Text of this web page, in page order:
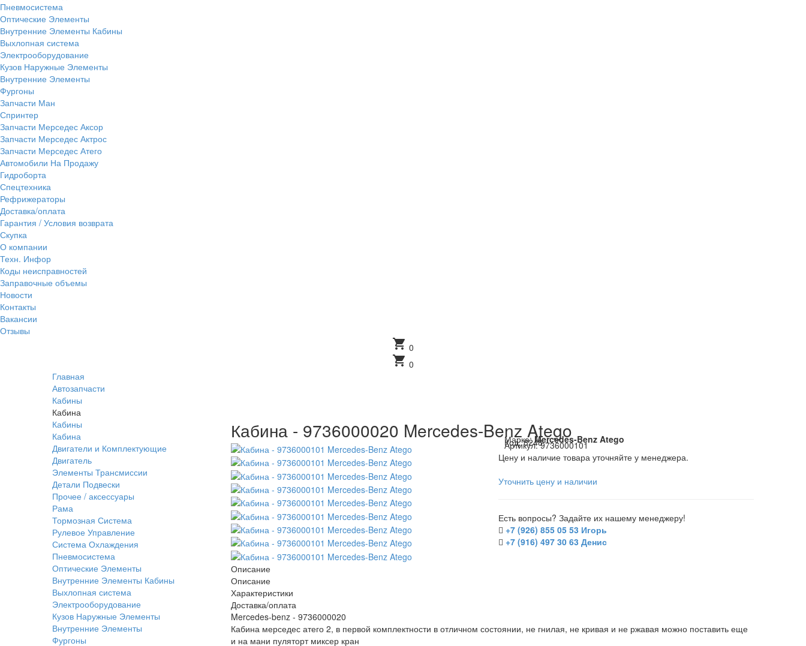
Пневмосистема
Оптические Элементы
Внутренние Элементы Кабины
Выхлопная система
Электрооборудование
Кузов Наружные Элементы
Внутренние Элементы
Фургоны
Запчасти Ман
Спринтер
Запчасти Мерседес Аксор
Запчасти Мерседес Актрос
Запчасти Мерседес Атего
Автомобили На Продажу
Гидроборта
Спецтехника
Рефрижераторы
Доставка/оплата
Гарантия / Условия возврата
Скупка
О компании
Техн. Инфор
Коды неисправностей
Заправочные объемы
Новости
Контакты
Вакансии
Отзывы
shopping_cart 0
shopping_cart 0
Главная
Автозапчасти
Кабины
Кабина
Кабина - 9736000020 Mercedes-Benz Atego
Марка:Mercedes-Benz Atego
Код:8248
Артикул:9736000101
Цену и наличие товара уточняйте у менеджера.
Уточнить цену и наличии
Есть вопросы? Задайте их нашему менеджеру!
+7 (926) 855 05 53 Игорь
+7 (916) 497 30 63 Денис
Описание
Описание
Характеристики
Доставка/оплата
Mercedes-benz - 9736000020
Кабина мерседес атего 2, в первой комплектности в отличном состоянии, не гнилая, не кривая и не ржавая можно поставить еще
и на мани пуляторт миксер кран
Кабины
Кабина
Двигатели и Комплектующие
Двигатель
Элементы Трансмиссии
Детали Подвески
Прочее / аксессуары
Рама
Тормозная Система
Рулевое Управление
Система Охлаждения
Пневмосистема
Оптические Элементы
Внутренние Элементы Кабины
Выхлопная система
Электрооборудование
Кузов Наружные Элементы
Внутренние Элементы
Фургоны